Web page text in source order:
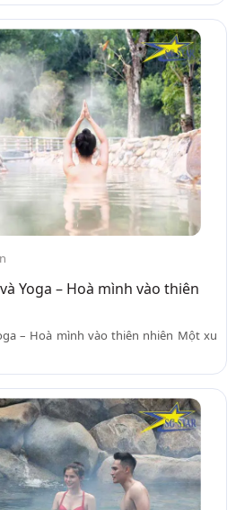
Yoga – Hoà mình vào thiên
– Hoà mình vào thiên nhiên Một xu